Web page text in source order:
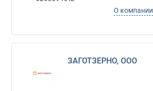
О компании
ЗАГОТЗЕРНО, ООО